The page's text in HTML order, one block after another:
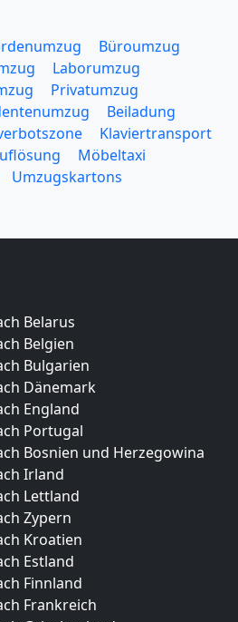
Büroumzug
Laborumzug
Privatumzug
Beiladung
Klaviertransport
Möbeltaxi
Umzugskartons
Belarus
Belgien
Bulgarien
Dänemark
England
Portugal
Bosnien und Herzegowina
Irland
Lettland
Zypern
Kroatien
Estland
Finnland
Frankreich